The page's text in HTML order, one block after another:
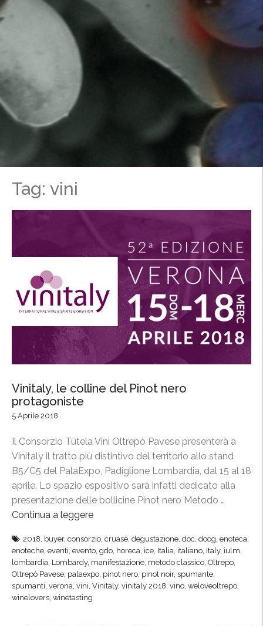
Tag: vini
Vinitaly, le colline del Pinot nero
protagoniste
5 Aprile 2018
Il Consorzio Tutela Vini Oltrepò Pavese presenterà a
Vinitaly il tratto più distintivo del territorio allo stand
B5/C5 del PalaExpo, Padiglione Lombardia, dal 15 al 18
aprile. Lo spazio espositivo sarà infatti dedicato alla
presentazione delle bollicine Pinot nero Metodo …
Continua a leggere
i
n
i
t
2018, buyer, consorzio, cruasé, degustazione, doc, docg, enoteca,
enoteche, eventi, evento, gdo, horeca, ice, Italia, italiano, Italy, iulm,
lombardia, Lombardy, manifestazione, metodo classico, Oltrepo,
Oltrepò Pavese, palaexpo, pinot nero, pinot noir, spumante,
spumanti, verona, vini, Vinitaly, vinitaly 2018, vino, weloveoltrepo,
winelovers, winetasting